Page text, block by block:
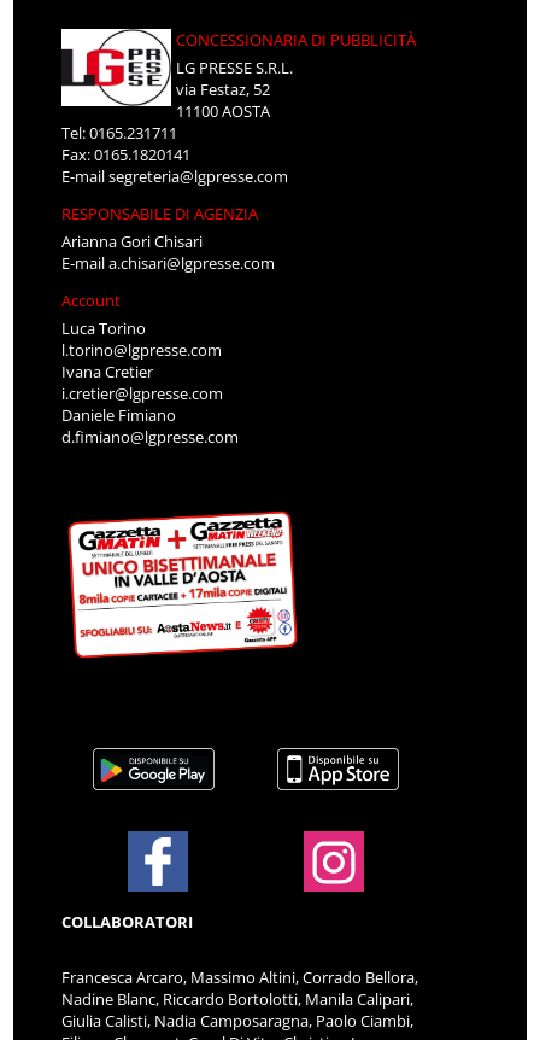
CONCESSIONARIA DI PUBBLICITÀ
LG PRESSE S.R.L.
via Festaz, 52
11100 AOSTA
Tel: 0165.231711
Fax: 0165.1820141
E-mailsegreteria@lgpresse.com
RESPONSABILE DI AGENZIA
Arianna Gori Chisari
E-maila.chisari@lgpresse.com
Account
Luca Torino
l.torino@lgpresse.com
Ivana Cretier
i.cretier@lgpresse.com
Daniele Fimiano
d.fimiano@lgpresse.com
COLLABORATORI
Francesca Arcaro, Massimo Altini, Corrado Bellora,
Nadine Blanc, Riccardo Bortolotti, Manila Calipari,
Giulia Calisti, Nadia Camposaragna, Paolo Ciambi,